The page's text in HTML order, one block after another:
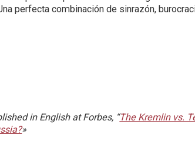
perfecta combinación de sinrazón,
in English at Forbes, “The Kremlin vs.
»